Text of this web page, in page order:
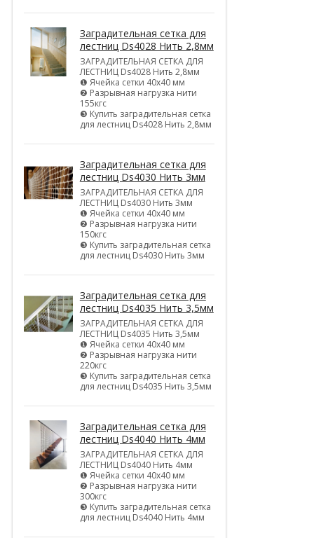
Заградительная сетка для
лестниц Ds4028 Нить 2,8мм
ЗАГРАДИТЕЛЬНАЯ СЕТКА ДЛЯ
ЛЕСТНИЦ Ds4028 Нить 2,8мм
❶ Ячейка сетки 40х40 мм
❷ Разрывная нагрузка нити
155кгс
❸ Купить заградительная сетка
для лестниц Ds4028 Нить 2,8мм
Заградительная сетка для
лестниц Ds4030 Нить 3мм
ЗАГРАДИТЕЛЬНАЯ СЕТКА ДЛЯ
ЛЕСТНИЦ Ds4030 Нить 3мм
❶ Ячейка сетки 40х40 мм
❷ Разрывная нагрузка нити
150кгс
❸ Купить заградительная сетка
для лестниц Ds4030 Нить 3мм
Заградительная сетка для
лестниц Ds4035 Нить 3,5мм
ЗАГРАДИТЕЛЬНАЯ СЕТКА ДЛЯ
ЛЕСТНИЦ Ds4035 Нить 3,5мм
❶ Ячейка сетки 40х40 мм
❷ Разрывная нагрузка нити
220кгс
❸ Купить заградительная сетка
для лестниц Ds4035 Нить 3,5мм
Заградительная сетка для
лестниц Ds4040 Нить 4мм
ЗАГРАДИТЕЛЬНАЯ СЕТКА ДЛЯ
ЛЕСТНИЦ Ds4040 Нить 4мм
❶ Ячейка сетки 40х40 мм
❷ Разрывная нагрузка нити
300кгс
❸ Купить заградительная сетка
для лестниц Ds4040 Нить 4мм